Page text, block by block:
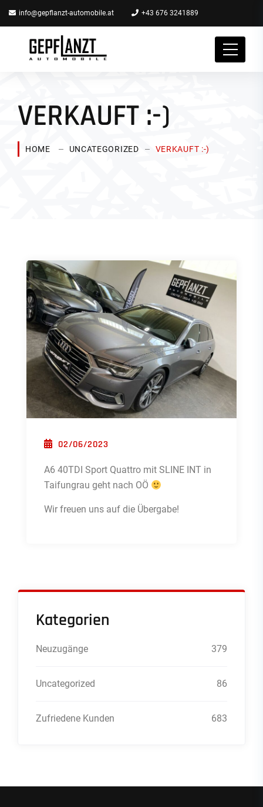
info@gepflanzt-automobile.at +43 676 3241889
VERKAUFT :-)
HOME UNCATEGORIZED VERKAUFT :-)
POSTED ON
02/06/2023
A6 40TDI Sport Quattro mit SLINE INT in
Taifungrau geht nach OÖ
Wir freuen uns auf die Übergabe!
Kategorien
Neuzugänge 379
Uncategorized 86
Zufriedene Kunden 683